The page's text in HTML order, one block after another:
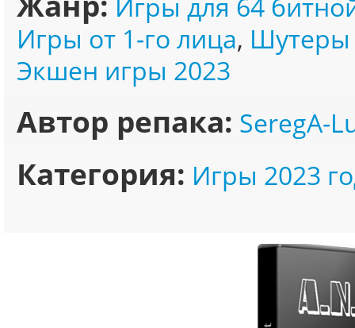
Игры от 1-го лица, Шутеры
Экшен игры 2023
Автор репака: SeregA-
Категория: Игры 2023